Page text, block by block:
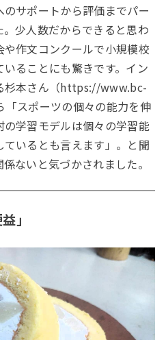
サポートから評価までパー
少人数だからできると思わ
作文コンクールで小規模校
ることにも驚きです。イン
杉本さん（https://www.bc-
スポーツの個々の能力を伸
学習モデルは個々の学習能
いるとも言えます」。と聞
ないと気づかされました。
」